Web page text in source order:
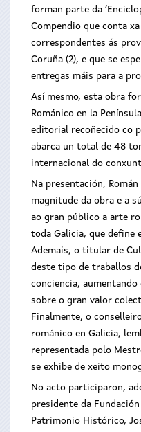
forman parte da
Compendio que conta
correspondentes ás
Coruña (2), e que se
entregas máis para a
Así mesmo, esta obra
Románico en la
editorial recoñecido co
abarca un total de 48
internacional do
Na presentación,
magnitude da obra e a
ao gran público a arte
toda Galicia, que define
Ademais, o titular de
deste tipo de traballos
conciencia,
sobre o gran valor
Finalmente, o
románico en Galicia,
representada polo
se exhibe de xeito
No acto participaron,
presidente da
Patrimonio Histórico,